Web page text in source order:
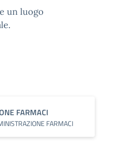
un luogo
FARMACI
FARMACI